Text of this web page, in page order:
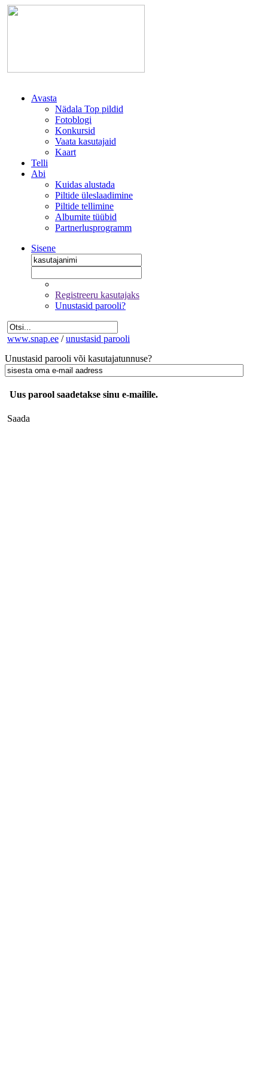
Avasta
Nädala Top pildid
Fotoblogi
Konkursid
Vaata kasutajaid
Kaart
Telli
Abi
Kuidas alustada
Piltide üleslaadimine
Piltide tellimine
Albumite tüübid
Partnerlusprogramm
Sisene
Registreeru kasutajaks
Unustasid parooli?
www.snap.ee / unustasid parooli
Unustasid parooli või kasutajatunnuse?
Uus parool saadetakse sinu e-mailile.
Saada